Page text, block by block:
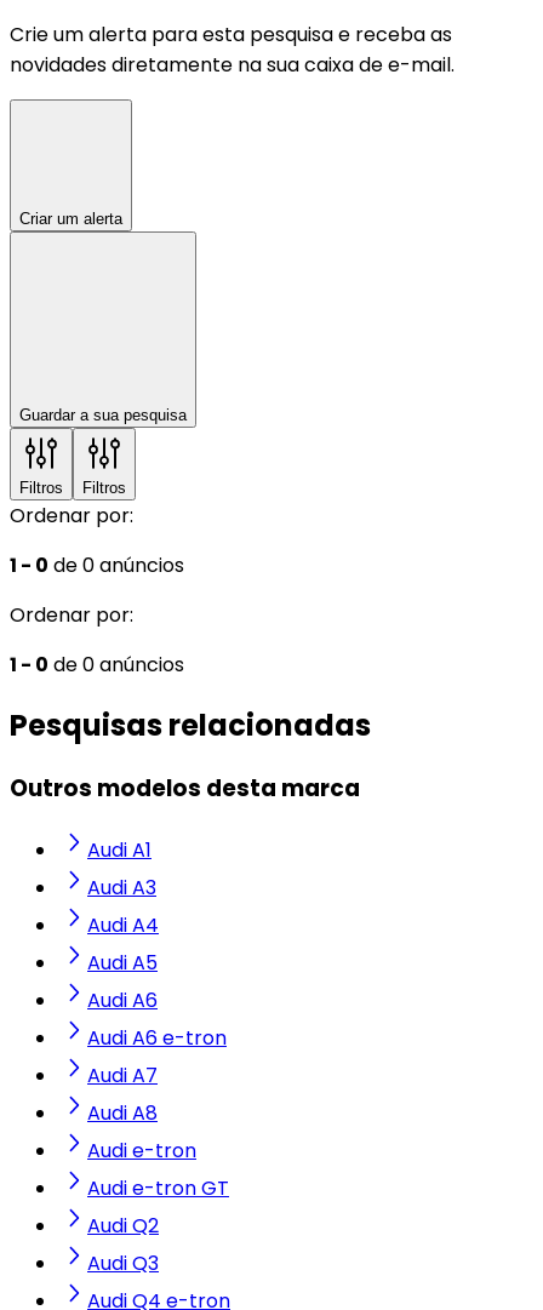
Crie um alerta para esta pesquisa e receba as
novidades diretamente na sua caixa de e-mail.
Criar um alerta
Guardar a sua pesquisa
Filtros Filtros
Ordenar por:
1 - 0 de 0 anúncios
Ordenar por:
1 - 0 de 0 anúncios
Pesquisas relacionadas
Outros modelos desta marca
Audi A1
Audi A3
Audi A4
Audi A5
Audi A6
Audi A6 e-tron
Audi A7
Audi A8
Audi e-tron
Audi e-tron GT
Audi Q2
Audi Q3
Audi Q4 e-tron